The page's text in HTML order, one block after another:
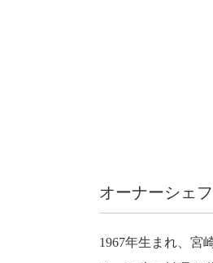
オーナーシェ
1967年生まれ、宮